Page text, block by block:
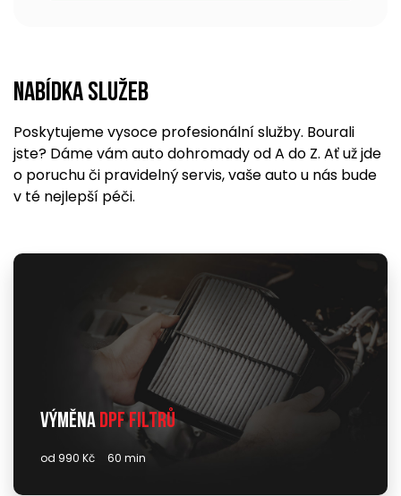
Nabídka služeb
Poskytujeme vysoce profesionální služby. Bourali
jste? Dáme vám auto dohromady od A do Z. Ať už jde
o poruchu či pravidelný servis, vaše auto u nás bude
v té nejlepší péči.
Výměna DPF filtrů
od 990 Kč 60 min